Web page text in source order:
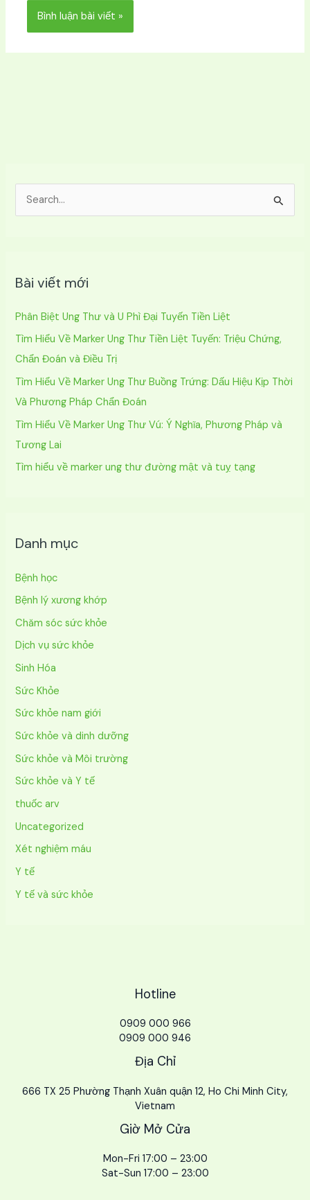
i
m
Bài viết mới
Phân Biệt Ung Thư và U Phì Đại Tuyến Tiền Liệt
Tìm Hiểu Về Marker Ung Thư Tiền Liệt Tuyến: Triệu Chứng,
Chẩn Đoán và Điều Trị
Tìm Hiểu Về Marker Ung Thư Buồng Trứng: Dấu Hiệu Kịp Thời
Và Phương Pháp Chẩn Đoán
Tìm Hiểu Về Marker Ung Thư Vú: Ý Nghĩa, Phương Pháp và
Tương Lai
Tìm hiểu về marker ung thư đường mật và tuỵ tạng
Danh mục
Bệnh học
Bệnh lý xương khớp
Chăm sóc sức khỏe
Dịch vụ sức khỏe
Sinh Hóa
Sức Khỏe
Sức khỏe nam giới
Sức khỏe và dinh dưỡng
Sức khỏe và Môi trường
Sức khỏe và Y tế
thuốc arv
Uncategorized
Xét nghiệm máu
Y tế
Y tế và sức khỏe
Hotline
0909 000 966
0909 000 946
Địa Chỉ
666 TX 25 Phường Thạnh Xuân quận 12, Ho Chi Minh City,
Vietnam
Giờ Mở Cửa
Mon-Fri 17:00 – 23:00
Sat-Sun 17:00 – 23:00